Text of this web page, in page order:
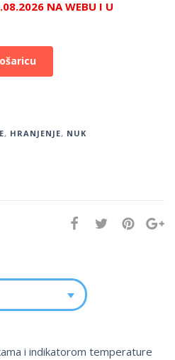
NA WEBU I U
, HRANJENJE, NUK
i indikatorom temperature